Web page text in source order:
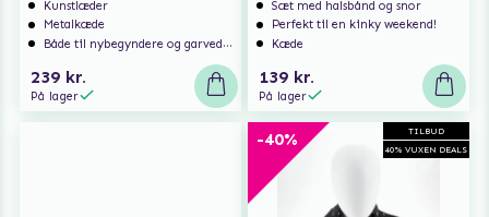
Kunstlæder
Metalkæde
Både til nybegyndere og garvede eksperter
239 kr.
På lager
Sæt med halsbånd og snor
Perfekt til en kinky weekend!
Kæde
139 kr.
På lager
TILBUD
40% VUXEN DEALS
-40%